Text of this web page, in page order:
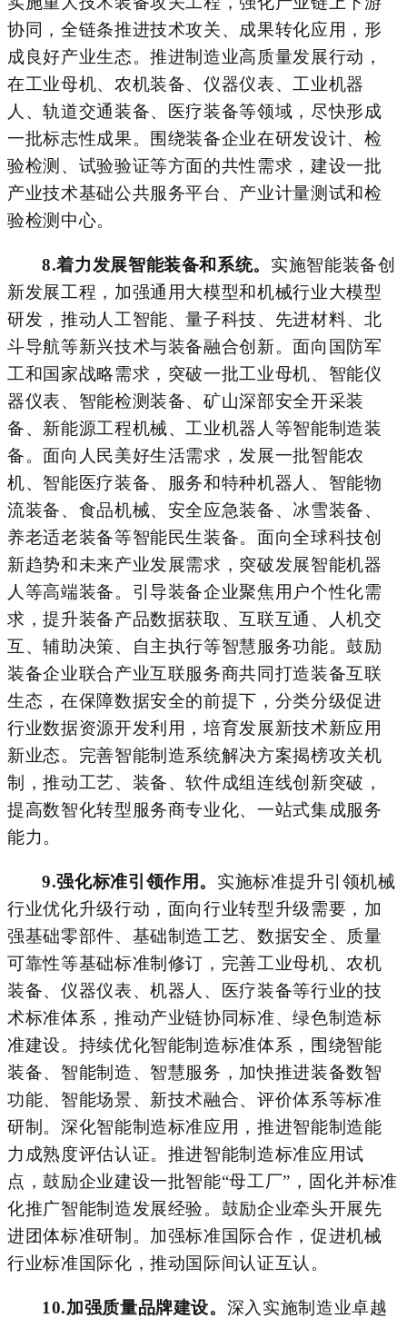
协同，全链条推进技术攻关、成果转化应用，形
成良好产业生态。推进制造业高质量发展行动，
在工业母机、农机装备、仪器仪表、工业机器
人、轨道交通装备、医疗装备等领域，尽快形成
一批标志性成果。围绕装备企业在研发设计、检
验检测、试验验证等方面的共性需求，建设一批
产业技术基础公共服务平台、产业计量测试和检
验检测中心。
8.着力发展智能装备和系统。 实施智能装备创
新发展工程，加强通用大模型和机械行业大模型
研发，推动人工智能、量子科技、先进材料、北
斗导航等新兴技术与装备融合创新。面向国防军
工和国家战略需求，突破一批工业母机、智能仪
器仪表、智能检测装备、矿山深部安全开采装
备、新能源工程机械、工业机器人等智能制造装
备。面向人民美好生活需求，发展一批智能农
机、智能医疗装备、服务和特种机器人、智能物
流装备、食品机械、安全应急装备、冰雪装备、
养老适老装备等智能民生装备。面向全球科技创
新趋势和未来产业发展需求，突破发展智能机器
人等高端装备。引导装备企业聚焦用户个性化需
求，提升装备产品数据获取、互联互通、人机交
互、辅助决策、自主执行等智慧服务功能。鼓励
装备企业联合产业互联服务商共同打造装备互联
生态，在保障数据安全的前提下，分类分级促进
行业数据资源开发利用，培育发展新技术新应用
新业态。完善智能制造系统解决方案揭榜攻关机
制，推动工艺、装备、软件成组连线创新突破，
提高数智化转型服务商专业化、一站式集成服务
能力。
9.强化标准引领作用。 实施标准提升引领机械
行业优化升级行动，面向行业转型升级需要，加
强基础零部件、基础制造工艺、数据安全、质量
可靠性等基础标准制修订，完善工业母机、农机
装备、仪器仪表、机器人、医疗装备等行业的技
术标准体系，推动产业链协同标准、绿色制造标
准建设。持续优化智能制造标准体系，围绕智能
装备、智能制造、智慧服务，加快推进装备数智
功能、智能场景、新技术融合、评价体系等标准
研制。深化智能制造标准应用，推进智能制造能
力成熟度评估认证。推进智能制造标准应用试
点，鼓励企业建设一批智能“母工厂”，固化并标准
化推广智能制造发展经验。鼓励企业牵头开展先
进团体标准研制。加强标准国际合作，促进机械
行业标准国际化，推动国际间认证互认。
10.加强质量品牌建设。 深入实施制造业卓越